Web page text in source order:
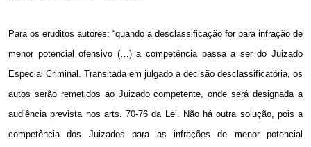
Para os eruditos autores: “quando a desclassificação for para infração de
menor potencial ofensivo (…) a competência passa a ser do Juizado
Especial Criminal. Transitada em julgado a decisão desclassificatória, os
autos serão remetidos ao Juizado competente, onde será designada a
audiência prevista nos arts. 70-76 da Lei. Não há outra solução, pois a
competência dos Juizados para as infrações de menor potencial